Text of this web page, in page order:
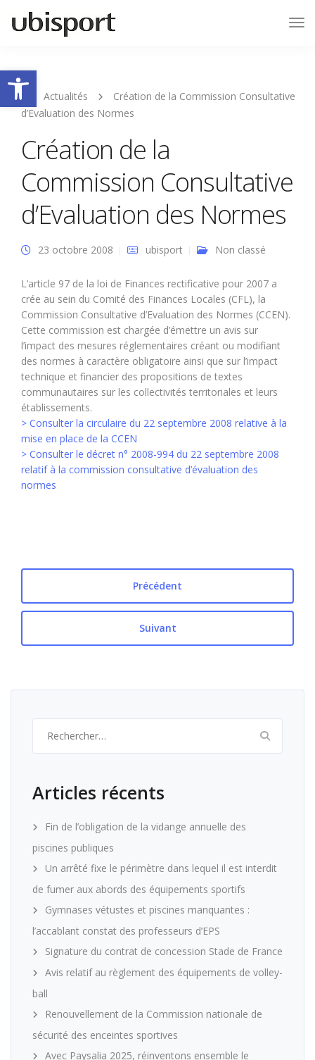
Ouvrir la barre d’outils
Actualités
Création de la Commission Consultative
d’Evaluation des Normes
Création de la
Commission Consultative
d’Evaluation des Normes
23 octobre 2008 ubisport Non classé
L’article 97 de la loi de Finances rectificative pour 2007 a
crée au sein du Comité des Finances Locales (CFL), la
Commission Consultative d’Evaluation des Normes (CCEN).
Cette commission est chargée d’émettre un avis sur
l’impact des mesures réglementaires créant ou modifiant
des normes à caractère obligatoire ainsi que sur l’impact
technique et financier des propositions de textes
communautaires sur les collectivités territoriales et leurs
établissements.
> Consulter la circulaire du 22 septembre 2008 relative à la
mise en place de la CCEN
> Consulter le décret n° 2008-994 du 22 septembre 2008
relatif à la commission consultative d’évaluation des
normes
Précédent
Suivant
Articles récents
Fin de l’obligation de la vidange annuelle des
piscines publiques
Un arrêté fixe le périmètre dans lequel il est interdit
de fumer aux abords des équipements sportifs
Gymnases vétustes et piscines manquantes :
l’accablant constat des professeurs d’EPS
Signature du contrat de concession Stade de France
Avis relatif au règlement des équipements de volley-
ball
Renouvellement de la Commission nationale de
sécurité des enceintes sportives
Avec Paysalia 2025, réinventons ensemble le